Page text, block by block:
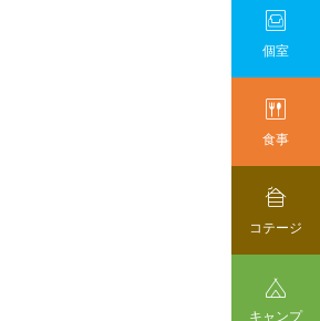

個室

食事

コテージ

キャンプ